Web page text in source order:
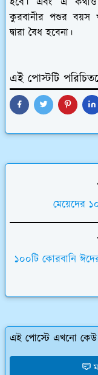
কুরবানীর পশুর বয়স
দ্বারা বৈধ হবেনা।
এই পোস্টটি
মেয়েদের
১০০টি কোরবানি
এই পোস্টে এখনো কেউ